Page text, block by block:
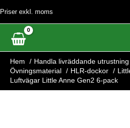
innehåll
Priser exkl. moms
Hem
Handla livräddande
Övningsmaterial
HLR-dockor
Luftvägar Little Anne Gen2 6-pack